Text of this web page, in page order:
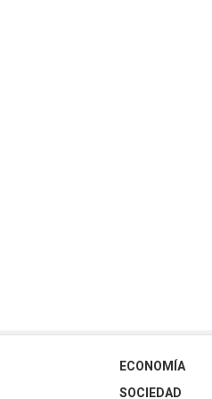
ECONOMÍA
SOCIEDAD